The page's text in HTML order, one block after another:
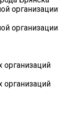
организации
организации
организаций
организаций